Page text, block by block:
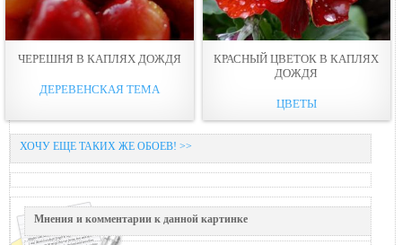
ЧЕРЕШНЯ В КАПЛЯХ ДОЖДЯ
ДЕРЕВЕНСКАЯ ТЕМА
КРАСНЫЙ ЦВЕТОК В КАПЛЯХ
ДОЖДЯ
ЦВЕТЫ
ХОЧУ ЕЩЕ ТАКИХ ЖЕ ОБОЕВ! >>
Мнения и комментарии к данной картинке